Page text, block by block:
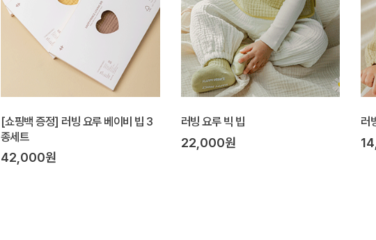
[쇼핑백 증정] 러빙 요루 베이비 빕 3
종세트
42,000원
러빙 요루 빅 빕
22,000원
러